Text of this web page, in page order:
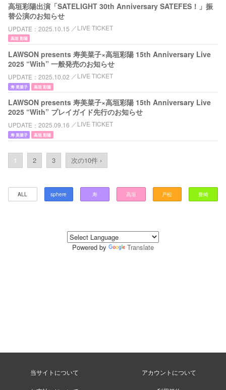
高垣彩陽出演「SATELIGHT 30th Anniversary SATEFES！」振
替公演のお知らせ
UPDATE 2025.10.15 LIVE TICKET
高垣 彩陽
LAWSON presents 寿美菜子×高垣彩陽 15th Anniversary Live
2025 “With” 一般発売のお知らせ
UPDATE 2025.10.02 LIVE TICKET
寿 美菜子 高垣 彩陽
LAWSON presents 寿美菜子×高垣彩陽 15th Anniversary Live
2025 “With” プレイガイド先行のお知らせ
UPDATE 2025.09.16 LIVE TICKET
寿 美菜子 高垣 彩陽
1 2 3 次の10件 ›
ALL sphere 寿 高垣 戸松 豊崎
Powered by Translate
当サイトについて アカウントについて